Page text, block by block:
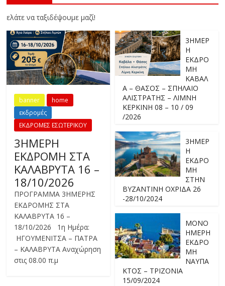
ελάτε να ταξιδέψουμε μαζί!
banner
home
εκδρομές
ΕΚΔΡΟΜΕΣ ΕΣΩΤΕΡΙΚΟΥ
3ΗΜΕΡΗ
ΕΚΔΡΟΜΗ ΣΤΑ
ΚΑΛΑΒΡΥΤΑ 16 –
18/10/2026
ΠΡΟΓΡΑΜΜΑ 3ΗΜΕΡΗΣ
ΕΚΔΡΟΜΗΣ ΣΤΑ
ΚΑΛΑΒΡΥΤΑ 16 –
18/10/2026 1η Ημέρα:
ΗΓΟΥΜΕΝΙΤΣΑ – ΠΑΤΡΑ
– ΚΑΛΑΒΡΥΤΑ Αναχώρηση
στις 08.00 π.μ
3ΗΜΕΡ
Η
ΕΚΔΡΟ
ΜΗ
ΚΑΒΑΛ
Α – ΘΑΣΟΣ – ΣΠΗΛΑΙΟ
ΑΛΙΣΤΡΑΤΗΣ – ΛΙΜΝΗ
ΚΕΡΚΙΝΗ 08 – 10 / 09
/2026
3ΗΜΕΡ
Η
ΕΚΔΡΟ
ΜΗ
ΣΤΗΝ
ΒΥΖΑΝΤΙΝΗ ΟΧΡΙΔΑ 26
-28/10/2024
ΜΟΝΟ
ΗΜΕΡΗ
ΕΚΔΡΟ
ΜΗ
ΝΑΥΠΑ
ΚΤΟΣ – ΤΡΙΖΟΝΙΑ
15/09/2024